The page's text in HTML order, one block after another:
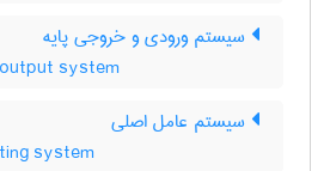
سیستم ورودی و خروجی پایه
system
سیستم عامل اصلی
system